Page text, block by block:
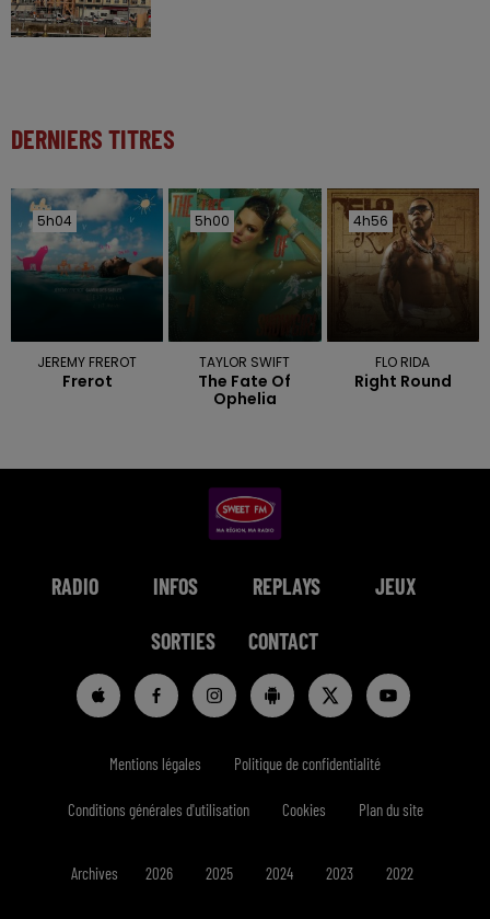
DERNIERS TITRES
5h04
5h04
JEREMY FREROT
Frerot
5h00
5h00
TAYLOR SWIFT
The Fate Of
Ophelia
4h56
4h56
FLO RIDA
Right Round
RADIO INFOS REPLAYS JEUX
SORTIES CONTACT
Mentions légales Politique de confidentialité
Conditions générales d'utilisation Cookies Plan du site
Archives 2026 2025 2024 2023 2022